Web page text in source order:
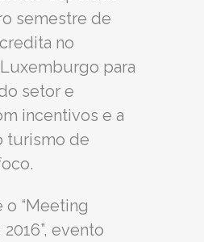
semestre de
no
para
setor e
incentivos e a
turismo de
o “Meeting
evento